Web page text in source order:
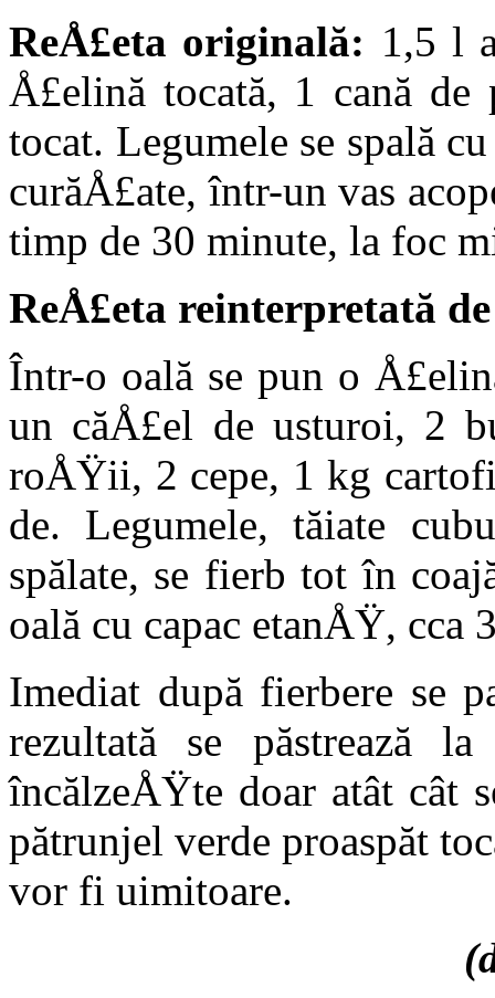
ReÅ£eta originală: 1,5 l
Å£elină tocată, 1 cană de
tocat. Legumele se spală
curăÅ£ate, într-un vas
timp de 30 mi­nute, la foc
ReÅ£eta reinterpretată
Într-o oală se pun o
un căÅ£el de usturoi, 2
roÅŸii, 2 cepe, 1 kg
de. Legumele, tăiate
spălate, se fierb tot în
oală cu capac etanÅŸ, cca
Imediat după fierbere se
rezul­tată se păstrează
încălzeÅŸte doar atât cât
pătrunjel verde proaspăt
vor fi uimitoare.